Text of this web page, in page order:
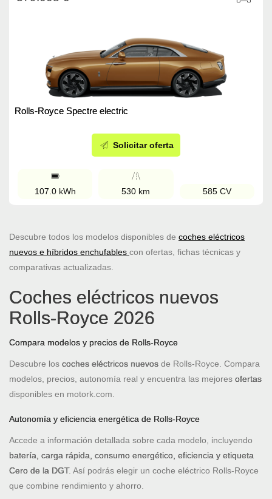
Rolls-Royce Spectre electric
Solicitar oferta
107.0 kWh 530 km 585 CV
Descubre todos los modelos disponibles de coches eléctricos
nuevos e híbridos enchufables con ofertas, fichas técnicas y
comparativas actualizadas.
Coches eléctricos nuevos
Rolls-Royce 2026
Compara modelos y precios de Rolls-Royce
Descubre los coches eléctricos nuevos de Rolls-Royce. Compara
modelos, precios, autonomía real y encuentra las mejores ofertas
disponibles en motork.com.
Autonomía y eficiencia energética de Rolls-Royce
Accede a información detallada sobre cada modelo, incluyendo
batería, carga rápida, consumo energético, eficiencia y etiqueta
Cero de la DGT. Así podrás elegir un coche eléctrico Rolls-Royce
que combine rendimiento y ahorro.